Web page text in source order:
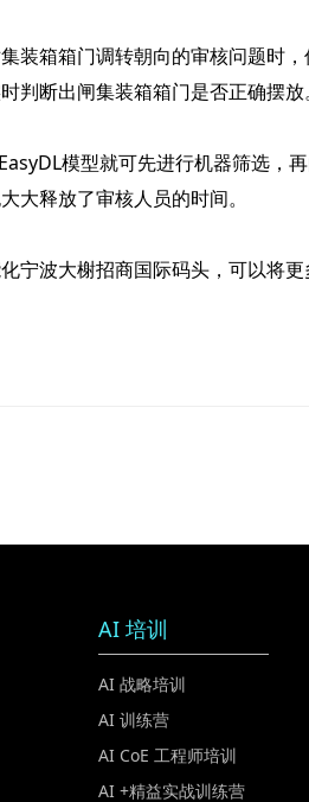
箱箱门调转朝向的审核问题时
判断出闸集装箱箱门是否正确摆放。
模型就可先进行机器筛选，
大释放了审核人员的时间。
波大榭招商国际码头，可以将更
AI 培训
AI 战略培训
AI 训练营
AI CoE 工程师培训
AI +精益实战训练营